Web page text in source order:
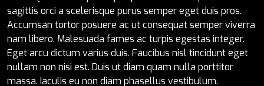
sagittis orci a scelerisque purus semper eget duis pros.
Accumsan tortor posuere ac ut consequat semper viverra
nam libero. Malesuada fames ac turpis egestas integer.
Eget arcu dictum varius duis. Faucibus nisl tincidunt eget
nullam non nisi est. Duis ut diam quam nulla porttitor
massa. Iaculis eu non diam phasellus vestibulum.